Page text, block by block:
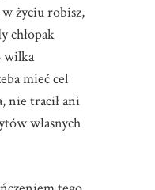
życiu robisz,
chłopak
wilka
mieć cel
nie tracił ani
własnych